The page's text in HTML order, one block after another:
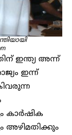
ഇന്ത്യ അന്ന്
ഇന്ന്
കാർഷിക